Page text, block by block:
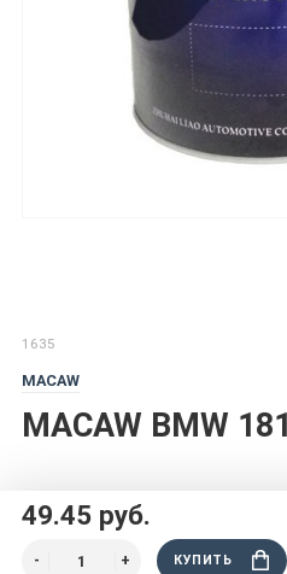
1635
MACAW
MACAW BMW 181
49.45 руб.
КУПИТЬ